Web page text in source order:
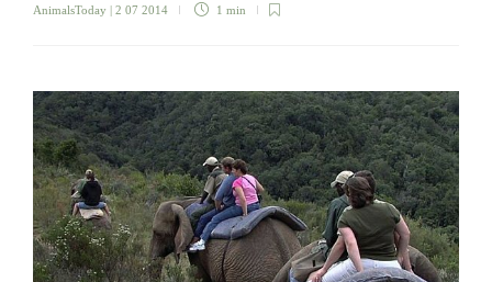
AnimalsToday | 2 07 2014 1 min